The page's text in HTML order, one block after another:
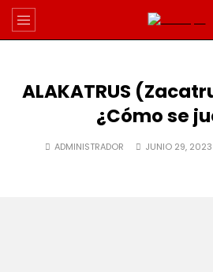
ALAKATRUS
¿Cómo se
ADMINISTRADOR JUNIO 29, 2023